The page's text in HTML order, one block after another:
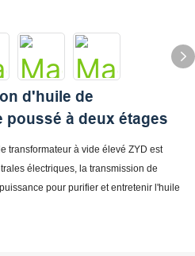
d'huile de
poussé à deux étages
transformateur à vide élevé ZYD est
électriques, la transmission de
pour purifier et entretenir l'huile